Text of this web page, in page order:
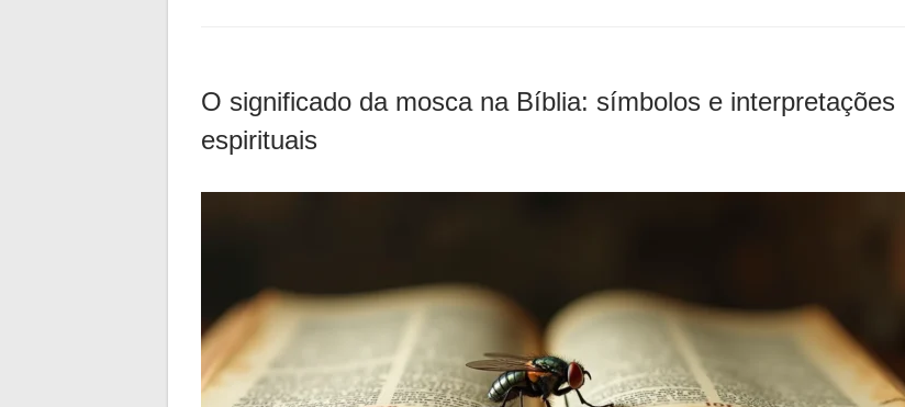
O significado da mosca na Bíblia: símbolos e interpretações
espirituais